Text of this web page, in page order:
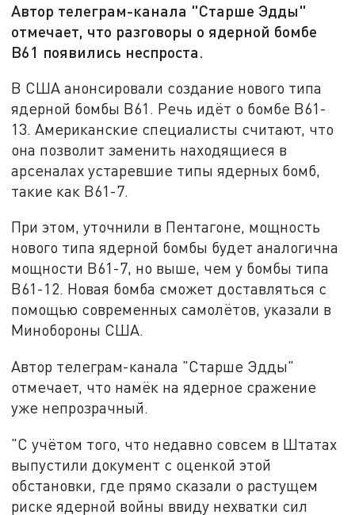
Автор телеграм-канала "Старше Эдды"
отмечает, что разговоры о ядерной бомбе
B61 появились неспроста.
В США анонсировали создание нового типа
ядерной бомбы B61. Речь идёт о бомбе B61-
13. Американские специалисты считают, что
она позволит заменить находящиеся в
арсеналах устаревшие типы ядерных бомб,
такие как B61-7.
При этом, уточнили в Пентагоне, мощность
нового типа ядерной бомбы будет аналогична
мощности B61-7, но выше, чем у бомбы типа
B61-12. Новая бомба сможет доставляться с
помощью современных самолётов, указали в
Минобороны США.
Автор телеграм-канала "Старше Эдды"
отмечает, что намёк на ядерное сражение
уже непрозрачный.
"С учётом того, что недавно совсем в Штатах
выпустили документ с оценкой этой
обстановки, где прямо сказали о растущем
риске ядерной войны ввиду нехватки сил